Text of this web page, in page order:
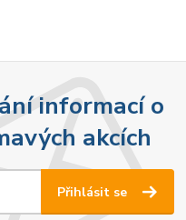
informací o
akcích
Přihlásit se